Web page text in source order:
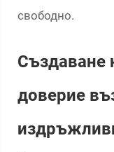
свободно.
Създаване
доверие